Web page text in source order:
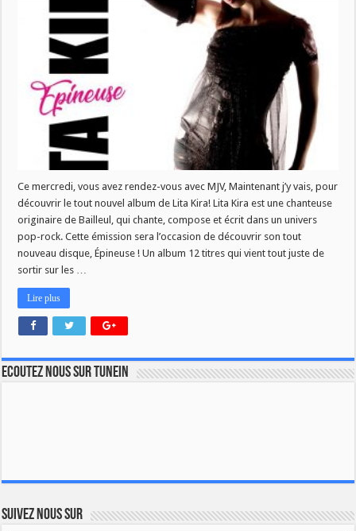
du
07
mars
Kira
Ce mercredi, vous avez rendez-vous avec MJV, Maintenant j’y vais, pour
découvrir le tout nouvel album de Lita Kira! Lita Kira est une chanteuse
originaire de Bailleul, qui chante, compose et écrit dans un univers
pop-rock. Cette émission sera l’occasion de découvrir son tout
nouveau disque, Épineuse ! Un album 12 titres qui vient tout juste de
sortir sur les …
Lire plus
Ecoutez nous sur TuneIn
Suivez nous sur